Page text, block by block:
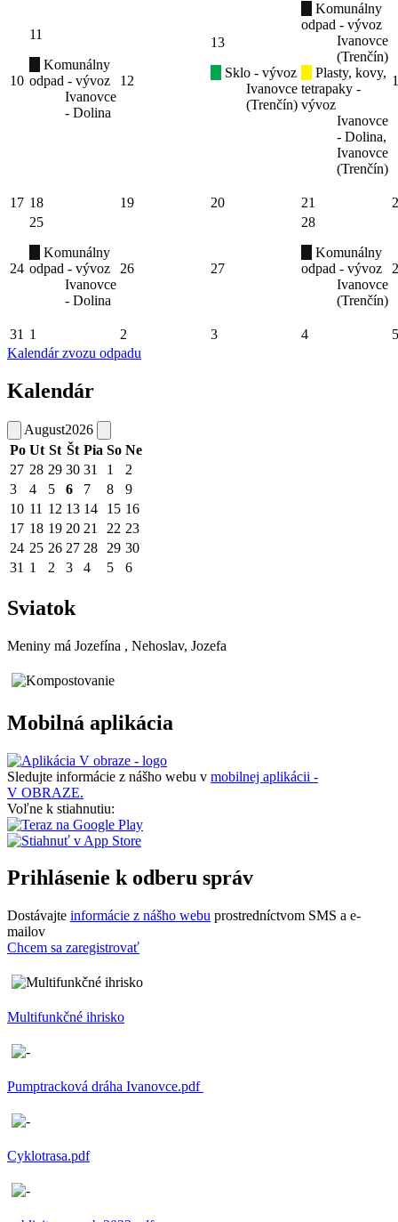
10
11
Komunálny
odpad - vývoz
Ivanovce
- Dolina
12
13
Sklo - vývoz
Ivanovce
(Trenčín)
Komunálny
odpad - vývoz
Ivanovce
(Trenčín)
Plasty, kovy,
tetrapaky -
vývoz
Ivanovce
- Dolina,
Ivanovce
(Trenčín)
17 18 19 20 21
24
25
Komunálny
odpad - vývoz
Ivanovce
- Dolina
26 27
28
Komunálny
odpad - vývoz
Ivanovce
(Trenčín)
31 1 2 3 4
5
Kalendár zvozu odpadu
Kalendár
August2026
Po Ut St Št Pia So Ne
27 28 29 30 31 1
2
3
4 5 6 7 8
9
10 11 12 13 14 15 16
17 18 19 20 21 22 23
24 25 26 27 28 29 30
31 1 2 3 4 5 6
Sviatok
Meniny má Jozefína , Nehoslav, Jozefa
Mobilná aplikácia
Sledujte informácie z nášho webu v mobilnej aplikácii -
V OBRAZE.
Voľne k stiahnutiu:
Prihlásenie k odberu správ
Dostávajte informácie z nášho webu prostredníctvom SMS a e-
mailov
Chcem sa zaregistrovať
Multifunkčné ihrisko
Pumptracková dráha Ivanovce.pdf
Cyklotrasa.pdf